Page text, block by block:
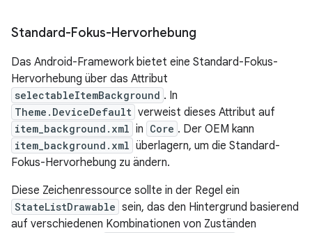
Standard-Fokus-Hervorhebung
Das Android-Framework bietet eine Standard-Fokus-
Hervorhebung über das Attribut
selectableItemBackground . In
Theme.DeviceDefault verweist dieses Attribut auf
item_background.xml in Core . Der OEM kann
item_background.xml überlagern, um die Standard-
Fokus-Hervorhebung zu ändern.
Diese Zeichenressource sollte in der Regel ein
StateListDrawable sein, das den Hintergrund basierend
auf verschiedenen Kombinationen von Zuständen